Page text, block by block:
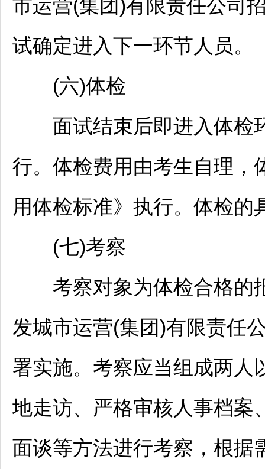
市运营(集团)有限责任公司
试确定进入下一环节人员。
(六)体检
面试结束后即进入体检
行。体检费用由考生自理，
用体检标准》执行。体检的
(七)考察
考察对象为体检合格的
发城市运营(集团)有限责任
署实施。考察应当组成两人
地走访、严格审核人事档案
面谈等方法进行考察，根据